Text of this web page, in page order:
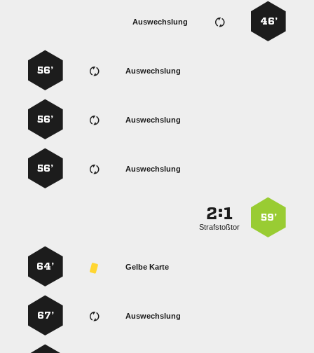
46’
Auswechslung
Auswechslung
56’
Auswechslung
56’
Auswechslung
56’
59’
:
Strafstoßtor
Gelbe Karte
64’
Auswechslung
67’